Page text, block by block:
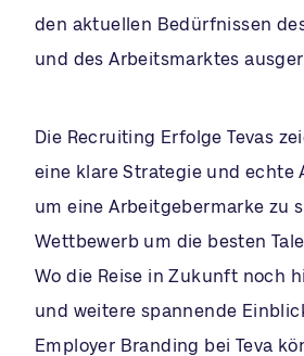
den aktuellen Bedürfnissen
und des Arbeitsmarktes
Die Recruiting Erfolge Tevas
eine klare Strategie und echte
um eine Arbeitgebermarke zu
Wettbewerb um die besten
Wo die Reise in Zukunft noch
und weitere spannende
Employer Branding bei Teva